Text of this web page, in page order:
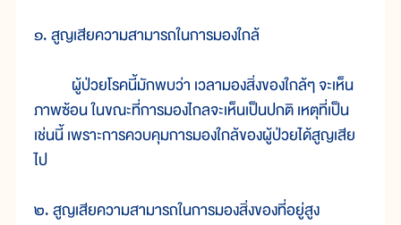
๑. สูญเสียความสามารถในการมองใกล้
ผู้ป่วยโรคนี้มักพบว่า เวลามองสิ่งของใกล้ๆ จะเห็น
ภาพซ้อน ในขณะที่การมองไกลจะเห็นเป็นปกติ เหตุที่เป็น
เช่นนี้ เพราะการควบคุมการมองใกล้ของผู้ป่วยได้สูญเสีย
ไป
๒. สูญเสียความสามารถในการมองสิ่งของที่อยู่สูง